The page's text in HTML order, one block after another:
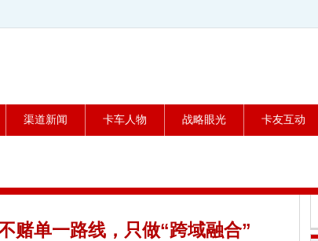
渠道新闻 卡车人物 战略眼光 卡友互动
赌单一路线，只做“跨域融合”